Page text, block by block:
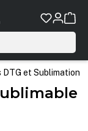
DTG et Sublimation